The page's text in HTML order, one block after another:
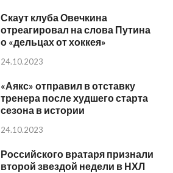
Скаут клуба Овечкина
отреагировал на слова Путина
о «дельцах от хоккея»
24.10.2023
«Аякс» отправил в отставку
тренера после худшего старта
сезона в истории
24.10.2023
Российского вратаря признали
второй звездой недели в НХЛ